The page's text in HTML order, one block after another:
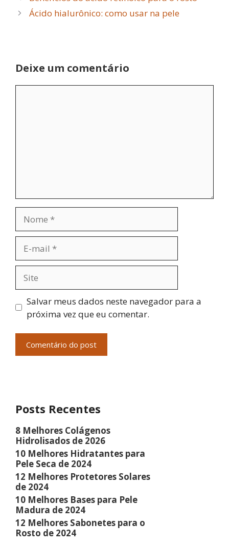
Ácido hialurônico: como usar na pele
Deixe um comentário
mail
Salvar meus dados neste navegador para a
próxima vez que eu comentar.
Posts Recentes
8 Melhores Colágenos
Hidrolisados de 2026
10 Melhores Hidratantes para
Pele Seca de 2024
12 Melhores Protetores Solares
de 2024
10 Melhores Bases para Pele
Madura de 2024
12 Melhores Sabonetes para o
Rosto de 2024